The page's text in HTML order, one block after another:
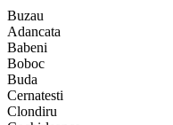
Buzau
Adancata
Babeni
Boboc
Buda
Cernatesti
Clondiru